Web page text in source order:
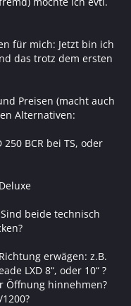
für mich: Jetzt bin ich
das trotz dem ersten
Preisen (macht auch
Alternativen:
250 BCR bei TS, oder
beide technisch
erwägen: z.B.
LXD 8“, oder 10“ ?
Öffnung hinnehmen?